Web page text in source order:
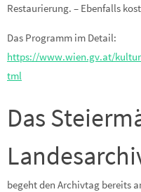
Restaurierung. – Ebenfalls
Das Programm im Detail:
https://www.wien.gv.at/
tml
Das
begeht den Archivtag bereits